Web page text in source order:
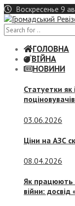
Skip
to
content
Воскресенье 9
ГОЛОВНА
ВІЙНА
НОВИНИ
Статуетки
03.06.2026
Ціни на АЗС
08.04.2026
Як працюють
війни: досвід